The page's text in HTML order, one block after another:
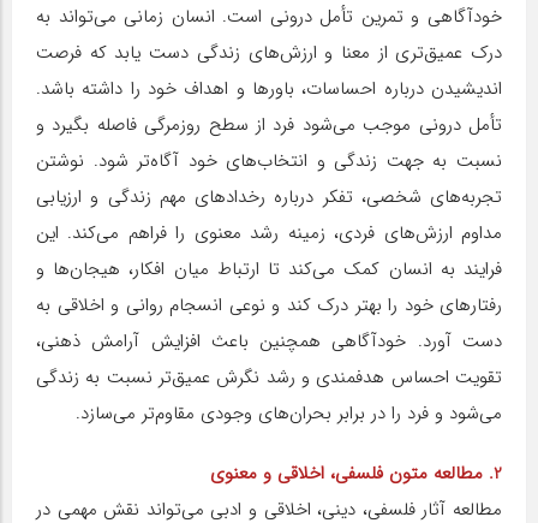
خودآگاهی و تمرین تأمل درونی است. انسان زمانی می‌تواند به
درک عمیق‌تری از معنا و ارزش‌های زندگی دست یابد که فرصت
اندیشیدن درباره احساسات، باورها و اهداف خود را داشته باشد.
تأمل درونی موجب می‌شود فرد از سطح روزمرگی فاصله بگیرد و
نسبت به جهت زندگی و انتخاب‌های خود آگاه‌تر شود. نوشتن
تجربه‌های شخصی، تفکر درباره رخدادهای مهم زندگی و ارزیابی
مداوم ارزش‌های فردی، زمینه رشد معنوی را فراهم می‌کند. این
فرایند به انسان کمک می‌کند تا ارتباط میان افکار، هیجان‌ها و
رفتارهای خود را بهتر درک کند و نوعی انسجام روانی و اخلاقی به
دست آورد. خودآگاهی همچنین باعث افزایش آرامش ذهنی،
تقویت احساس هدفمندی و رشد نگرش عمیق‌تر نسبت به زندگی
می‌شود و فرد را در برابر بحران‌های وجودی مقاوم‌تر می‌سازد.
2. مطالعه متون فلسفی، اخلاقی و معنوی
مطالعه آثار فلسفی، دینی، اخلاقی و ادبی می‌تواند نقش مهمی در